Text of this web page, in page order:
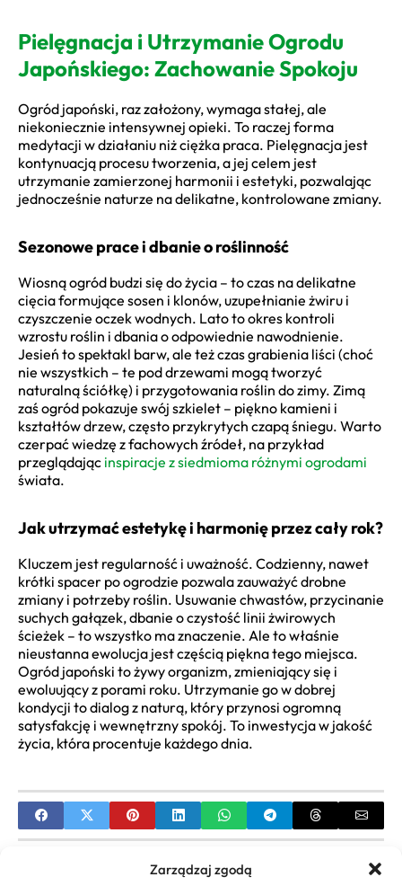
Zarządzaj zgodą
Pielęgnacja i Utrzymanie Ogrodu
Japońskiego: Zachowanie Spokoju
Ogród japoński, raz założony, wymaga stałej, ale
niekoniecznie intensywnej opieki. To raczej forma
medytacji w działaniu niż ciężka praca. Pielęgnacja jest
kontynuacją procesu tworzenia, a jej celem jest
utrzymanie zamierzonej harmonii i estetyki, pozwalając
jednocześnie naturze na delikatne, kontrolowane zmiany.
Sezonowe prace i dbanie o roślinność
Wiosną ogród budzi się do życia – to czas na delikatne
cięcia formujące sosen i klonów, uzupełnianie żwiru i
czyszczenie oczek wodnych. Lato to okres kontroli
wzrostu roślin i dbania o odpowiednie nawodnienie.
Jesień to spektakl barw, ale też czas grabienia liści (choć
nie wszystkich – te pod drzewami mogą tworzyć
naturalną ściółkę) i przygotowania roślin do zimy. Zimą
zaś ogród pokazuje swój szkielet – piękno kamieni i
kształtów drzew, często przykrytych czapą śniegu. Warto
czerpać wiedzę z fachowych źródeł, na przykład
przeglądając inspiracje z siedmioma różnymi ogrodami
świata.
Jak utrzymać estetykę i harmonię przez cały rok?
Kluczem jest regularność i uważność. Codzienny, nawet
krótki spacer po ogrodzie pozwala zauważyć drobne
zmiany i potrzeby roślin. Usuwanie chwastów, przycinanie
suchych gałązek, dbanie o czystość linii żwirowych
ścieżek – to wszystko ma znaczenie. Ale to właśnie
nieustanna ewolucja jest częścią piękna tego miejsca.
Ogród japoński to żywy organizm, zmieniający się i
ewoluujący z porami roku. Utrzymanie go w dobrej
kondycji to dialog z naturą, który przynosi ogromną
satysfakcję i wewnętrzny spokój. To inwestycja w jakość
życia, która procentuje każdego dnia.